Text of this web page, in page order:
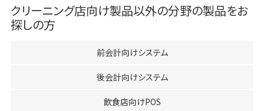
クリーニング店向け製品以外の分野の製品をお
探しの方
前会計向けシステム
後会計向けシステム
飲食店向けPOS